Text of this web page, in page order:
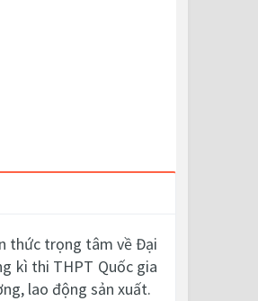
thức trọng tâm về Đại
kì thi THPT Quốc gia
lao động sản xuất.